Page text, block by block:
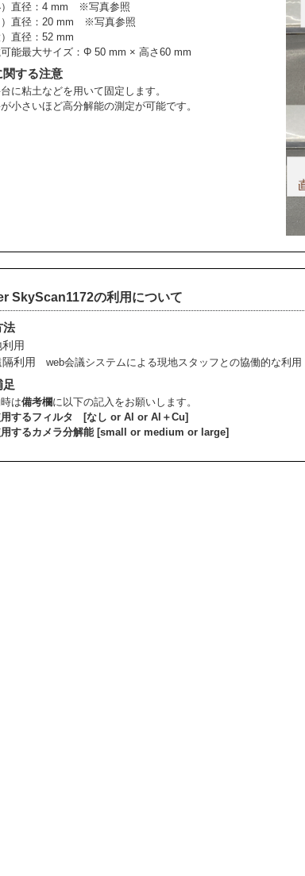
）直径：4 mm ※写真参照
）直径：20 mm ※写真参照
）直径：52 mm
能最大サイズ：Φ 50 mm × 高さ60 mm
関する注意
に粘土などを用いて固定します。
小さいほど高分解能の測定が可能です。
SkyScan1172の利用について
法
用
利用
web会議システムによる現地スタッフとの協働的な利用
足
は備考欄に以下の記入をお願いします。
するフィルタ [なし or Al or Al＋Cu]
するカメラ分解能 [small or medium or large]